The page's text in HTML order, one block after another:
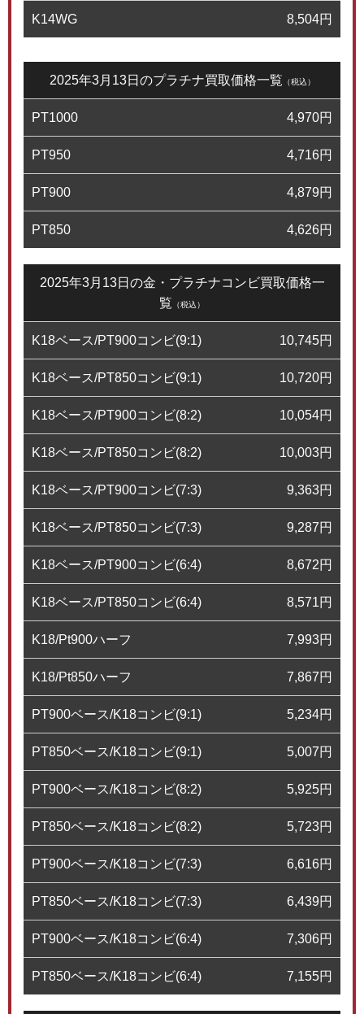
K14WG 8,504円
2025年3月13日のプラチナ買取価格一覧 （税込）
PT1000 4,970円
PT950 4,716円
PT900 4,879円
PT850 4,626円
2025年3月13日の金・プラチナコンビ買取価格一
覧 （税込）
K18ベース/PT900コンビ(9:1) 10,745円
K18ベース/PT850コンビ(9:1) 10,720円
K18ベース/PT900コンビ(8:2) 10,054円
K18ベース/PT850コンビ(8:2) 10,003円
K18ベース/PT900コンビ(7:3) 9,363円
K18ベース/PT850コンビ(7:3) 9,287円
K18ベース/PT900コンビ(6:4) 8,672円
K18ベース/PT850コンビ(6:4) 8,571円
K18/Pt900ハーフ 7,993円
K18/Pt850ハーフ 7,867円
PT900ベース/K18コンビ(9:1) 5,234円
PT850ベース/K18コンビ(9:1) 5,007円
PT900ベース/K18コンビ(8:2) 5,925円
PT850ベース/K18コンビ(8:2) 5,723円
PT900ベース/K18コンビ(7:3) 6,616円
PT850ベース/K18コンビ(7:3) 6,439円
PT900ベース/K18コンビ(6:4) 7,306円
PT850ベース/K18コンビ(6:4) 7,155円